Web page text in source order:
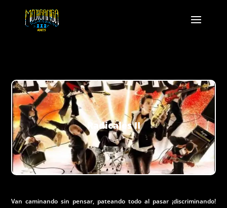
Radicales II
Van caminando sin pensar, pateando todo al pasar ¡discriminando!